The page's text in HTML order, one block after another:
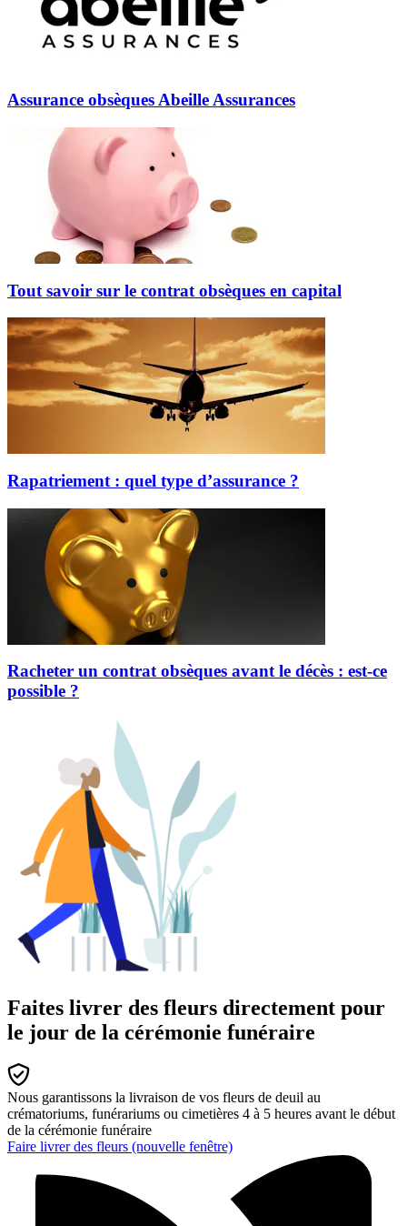
Assurance obsèques Abeille Assurances
Tout savoir sur le contrat obsèques en capital
Rapatriement : quel type d’assurance ?
Racheter un contrat obsèques avant le décès : est-ce
possible ?
Faites livrer des fleurs directement pour
le jour de la cérémonie funéraire
Nous garantissons la livraison de vos fleurs de deuil au
crématoriums, funérariums ou cimetières 4 à 5 heures avant le début
de la cérémonie funéraire
Faire livrer des fleurs (nouvelle fenêtre)